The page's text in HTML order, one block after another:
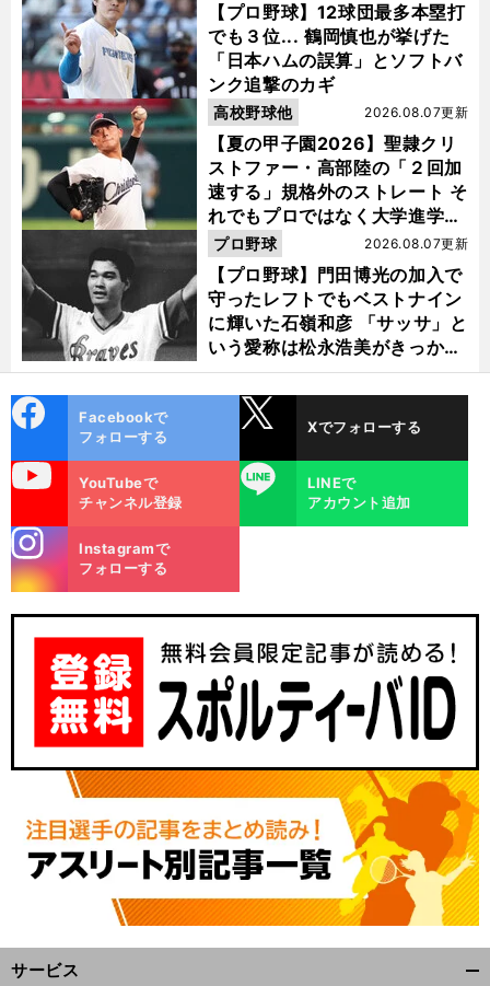
【プロ野球】12球団最多本塁打
でも３位... 鶴岡慎也が挙げた
「日本ハムの誤算」とソフトバ
ンク追撃のカギ
【夏の甲子園2026】聖隷クリ
ストファー・高部陸の「２回加
速する」規格外のストレート そ
れでもプロではなく大学進学を
選ぶ理由
2026.08.07更新
高校野球他
【プロ野球】門田博光の加入で
守ったレフトでもベストナイン
に輝いた石嶺和彦 「サッサ」と
いう愛称は松永浩美がきっか
け？
2026.08.07更新
プロ野球
ok
Facebookで
フォローする
Xでフォローする
YouTubeで
チャンネル登録
LINE
LINEで
アカウント追加
m
Instagramで
フォローする
サービス